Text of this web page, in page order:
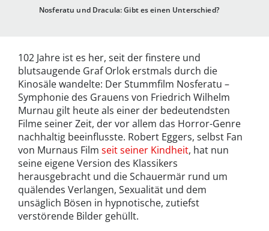
Nosferatu und Dracula: Gibt es einen Unterschied?
102 Jahre ist es her, seit der finstere und
blutsaugende Graf Orlok erstmals durch die
Kinosäle wandelte: Der Stummfilm Nosferatu –
Symphonie des Grauens von Friedrich Wilhelm
Murnau gilt heute als einer der bedeutendsten
Filme seiner Zeit, der vor allem das Horror-Genre
nachhaltig beeinflusste. Robert Eggers, selbst Fan
von Murnaus Film seit seiner Kindheit, hat nun
seine eigene Version des Klassikers
herausgebracht und die Schauermär rund um
quälendes Verlangen, Sexualität und dem
unsäglich Bösen in hypnotische, zutiefst
verstörende Bilder gehüllt.